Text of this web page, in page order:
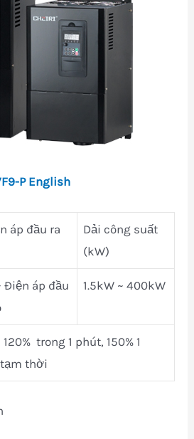
P English
áp đầu ra
Dải công suất
(kW)
Điện áp đầu
1.5kW ~ 400kW
trong 1 phút, 150% 1
tạm thời